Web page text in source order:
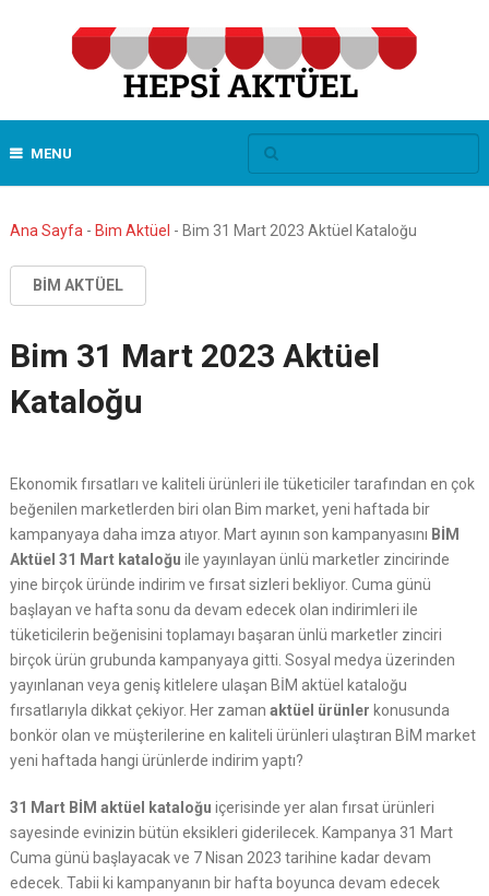
MENU
Ana Sayfa - Bim Aktüel - Bim 31 Mart 2023 Aktüel Kataloğu
BIM AKTÜEL
Bim 31 Mart 2023 Aktüel
Kataloğu
Ekonomik fırsatları ve kaliteli ürünleri ile tüketiciler tarafından en çok
beğenilen marketlerden biri olan Bim market, yeni haftada bir
kampanyaya daha imza atıyor. Mart ayının son kampanyasını BİM
Aktüel 31 Mart kataloğu ile yayınlayan ünlü marketler zincirinde
yine birçok üründe indirim ve fırsat sizleri bekliyor. Cuma günü
başlayan ve hafta sonu da devam edecek olan indirimleri ile
tüketicilerin beğenisini toplamayı başaran ünlü marketler zinciri
birçok ürün grubunda kampanyaya gitti. Sosyal medya üzerinden
yayınlanan veya geniş kitlelere ulaşan BİM aktüel kataloğu
fırsatlarıyla dikkat çekiyor. Her zaman aktüel ürünler konusunda
bonkör olan ve müşterilerine en kaliteli ürünleri ulaştıran BİM market
yeni haftada hangi ürünlerde indirim yaptı?
31 Mart BİM aktüel kataloğu içerisinde yer alan fırsat ürünleri
sayesinde evinizin bütün eksikleri giderilecek. Kampanya 31 Mart
Cuma günü başlayacak ve 7 Nisan 2023 tarihine kadar devam
edecek. Tabii ki kampanyanın bir hafta boyunca devam edecek